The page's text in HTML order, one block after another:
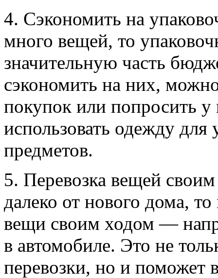
4. Сэкономить на
много вещей, то
значительную часть
сэкономить на них,
покупок или попросить
использовать одежду
предметов.
5. Перевозка вещей
далеко от нового дома,
вещи своим ходом —
в автомобиле. Это не
перевозки, но и поможет